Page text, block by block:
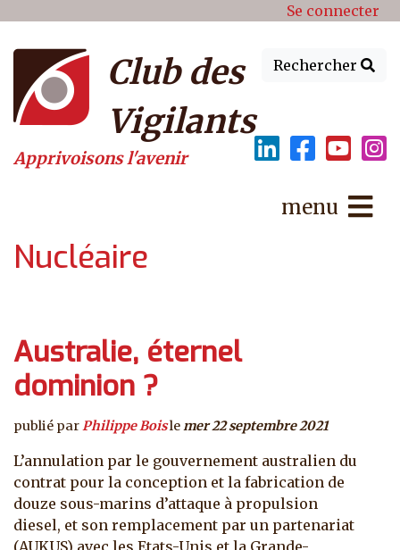
Menu du compte de Se connecter
Rechercher
Club des
Vigilants
Apprivoisons l'avenir
menu
Nucléaire
Australie, éternel
dominion ?
publié parPhilippe Boislemer 22 septembre 2021
L’annulation par le gouvernement australien du
contrat pour la conception et la fabrication de
douze sous-marins d’attaque à propulsion
diesel, et son remplacement par un partenariat